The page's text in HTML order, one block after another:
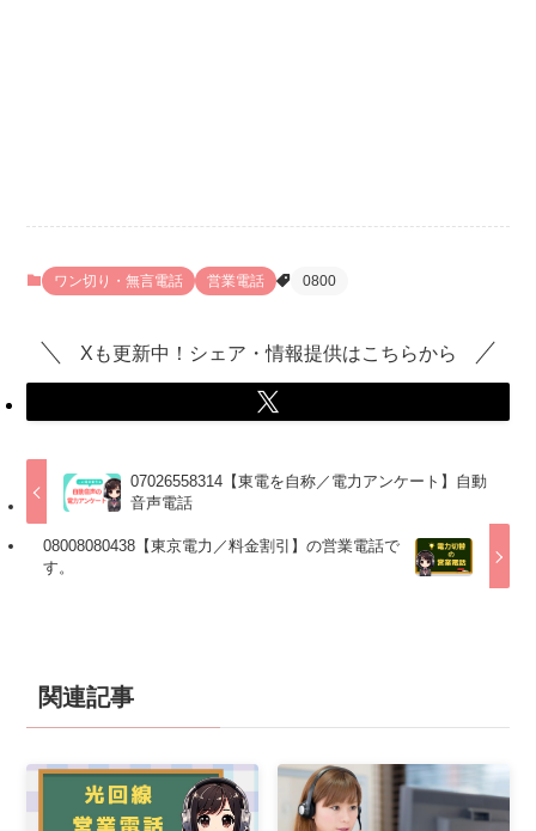
ワン切り・無言電話 営業電話 0800
Xも更新中！シェア・情報提供はこちらから
07026558314【東電を自称／電力アンケート】自動
音声電話
08008080438【東京電力／料金割引】の営業電話で
す。
関連記事